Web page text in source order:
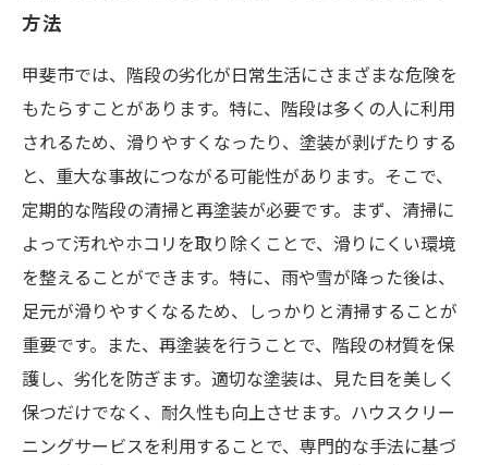
方法
甲斐市では、階段の劣化が日常生活にさまざまな危険を
もたらすことがあります。特に、階段は多くの人に利用
されるため、滑りやすくなったり、塗装が剥げたりする
と、重大な事故につながる可能性があります。そこで、
定期的な階段の清掃と再塗装が必要です。まず、清掃に
よって汚れやホコリを取り除くことで、滑りにくい環境
を整えることができます。特に、雨や雪が降った後は、
足元が滑りやすくなるため、しっかりと清掃することが
重要です。また、再塗装を行うことで、階段の材質を保
護し、劣化を防ぎます。適切な塗装は、見た目を美しく
保つだけでなく、耐久性も向上させます。ハウスクリー
ニングサービスを利用することで、専門的な手法に基づ